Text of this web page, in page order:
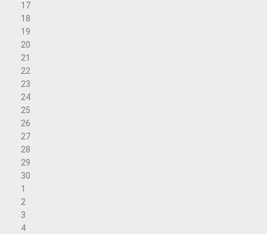
17
18
19
20
21
22
23
24
25
26
27
28
29
30
1
2
3
4